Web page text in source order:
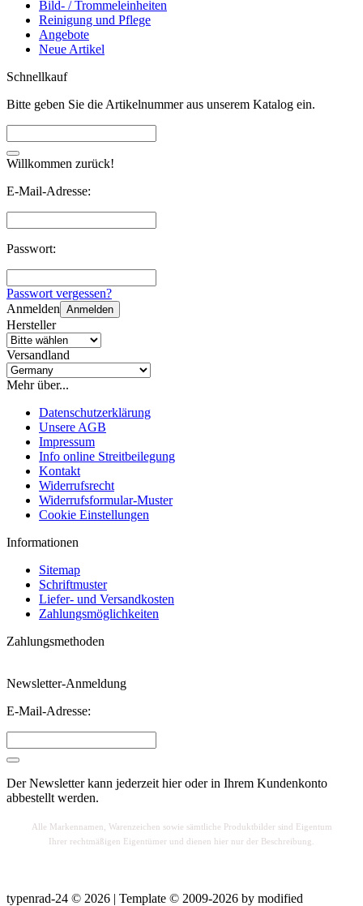
Bild- / Trommeleinheiten
Reinigung und Pflege
Angebote
Neue Artikel
Schnellkauf
Bitte geben Sie die Artikelnummer aus unserem Katalog ein.
Willkommen zurück!
E-Mail-Adresse:
Passwort:
Passwort vergessen?
Anmelden Anmelden
Hersteller
Versandland
Mehr über...
Datenschutzerklärung
Unsere AGB
Impressum
Info online Streitbeilegung
Kontakt
Widerrufsrecht
Widerrufsformular-Muster
Cookie Einstellungen
Informationen
Sitemap
Schriftmuster
Liefer- und Versandkosten
Zahlungsmöglichkeiten
Zahlungsmethoden
Newsletter-Anmeldung
E-Mail-Adresse:
Der Newsletter kann jederzeit hier oder in Ihrem Kundenkonto
abbestellt werden.
Alle Markennamen, Warenzeichen sowie sämtliche Produktbilder sind Eigentum
Ihrer rechtmäßigen Eigentümer und dienen hier nur der Beschreibung.
typenrad-24 © 2026 | Template © 2009-2026 by modified